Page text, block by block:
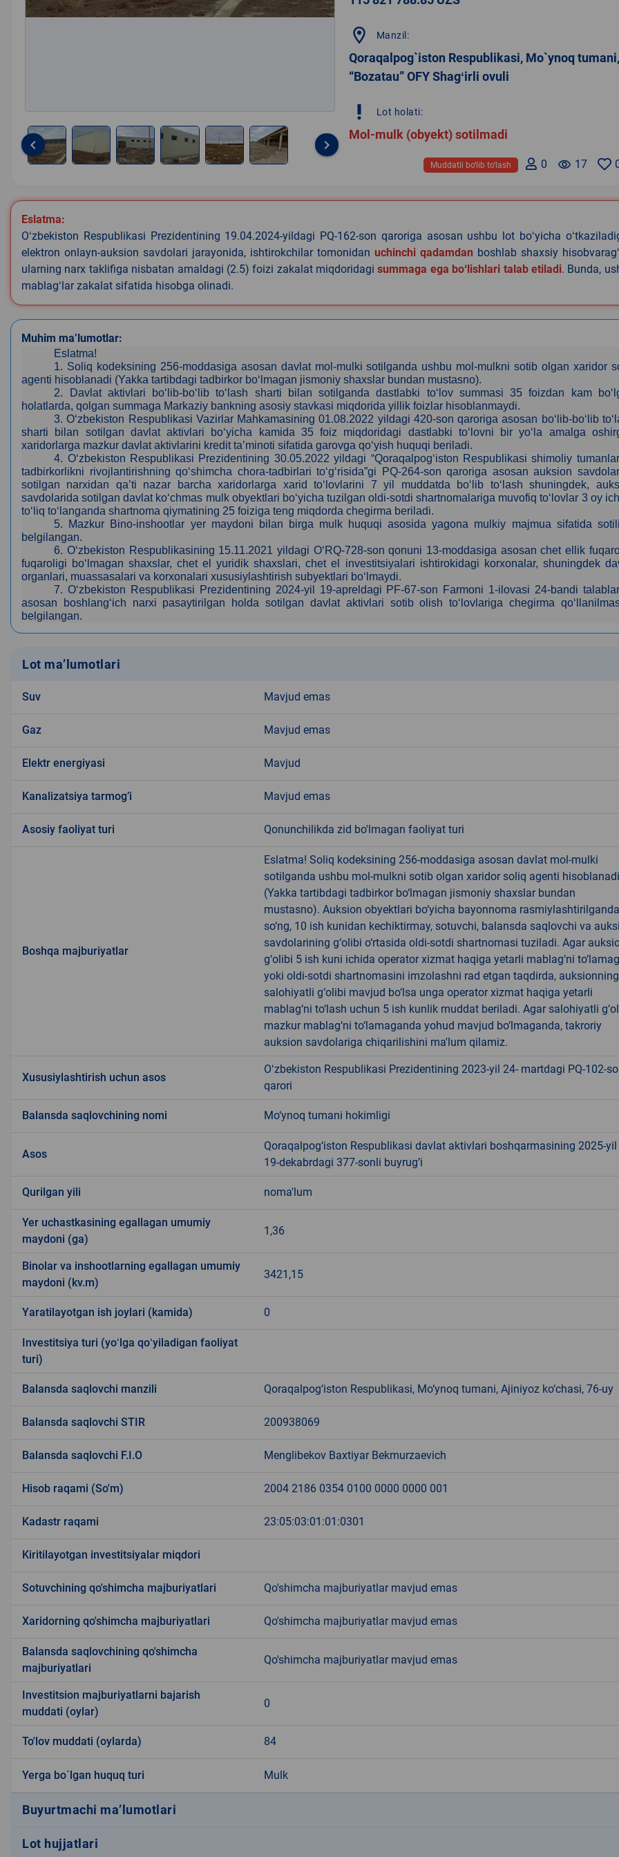
of
6
keyboard_arrow_left keyboard_arrow_right
location_on Manzil:
Qoraqalpog`iston Respublikasi, Mo`ynoq tumani,
“Bozatau” OFY Shagʻirli ovuli
priority_high Lot holati:
Mol-mulk (obyekt) sotilmadi
remove_red_eye 17
0
Muddatli bo‘lib to‘lash
Eslatma:
Oʻzbekiston Respublikasi Prezidentining 19.04.2024-yildagi PQ-162-son qaroriga asosan ushbu lot boʻyicha
elektron onlayn-auksion savdolari jarayonida, ishtirokchilar tomonidan uchinchi qadamdan boshlab shaxsiy
ularning narx taklifiga nisbatan amaldagi (2.5) foizi zakalat miqdoridagisummaga ega boʻlishlari talab etiladi. Bunda,
mablagʻlar zakalat sifatida hisobga olinadi.
Muhim ma’lumotlar:
Eslatma!
1. Soliq kodeksining 256-moddasiga asosan davlat mol-mulki sotilganda ushbu mol-mulkni sotib olgan xaridor
agenti hisoblanadi (Yakka tartibdagi tadbirkor bo‘lmagan jismoniy shaxslar bundan mustasno).
2.
Davlat aktivlari bo‘lib-bo‘lib to‘lash sharti bilan sotilganda dastlabki to‘lov summasi 35 foizdan kam
holatlarda, qolgan summaga Markaziy bankning asosiy stavkasi miqdorida yillik foizlar hisoblanmaydi.
3. O‘zbekiston Respublikasi Vazirlar Mahkamasining 01.08.2022 yildagi 420-son qaroriga asosan bo‘lib-bo‘lib
sharti bilan sotilgan davlat aktivlari bo‘yicha kamida 35 foiz miqdoridagi dastlabki to‘lovni bir yo‘la amalga
xaridorlarga mazkur davlat aktivlarini kredit ta’minoti sifatida garovga qo‘yish huquqi beriladi.
4. O‘zbekiston Respublikasi Prezidentining 30.05.2022 yildagi “Qoraqalpog‘iston Respublikasi shimoliy
tadbirkorlikni rivojlantirishning qo‘shimcha chora-tadbirlari to‘g‘risida”gi PQ-264-son qaroriga asosan auksion
sotilgan narxidan qa’ti nazar barcha xaridorlarga xarid to‘lovlarini 7 yil muddatda bo‘lib to‘lash shuningdek,
savdolarida sotilgan davlat ko‘chmas mulk obyektlari bo‘yicha tuzilgan oldi-sotdi shartnomalariga muvofiq to‘lovlar 3 oy
to‘liq to‘langanda shartnoma qiymatining 25 foiziga teng miqdorda chegirma beriladi.
5. Mazkur Bino-inshootlar yer maydoni bilan birga mulk huquqi asosida yagona mulkiy majmua sifatida
belgilangan.
6. O‘zbekiston Respublikasining 15.11.2021 yildagi O‘RQ-728-son qonuni 13-moddasiga asosan сhet ellik
fuqaroligi bo‘lmagan shaxslar, chet el yuridik shaxslari, chet el investitsiyalari ishtirokidagi korxonalar, shuningdek
organlari, muassasalari va korxonalari xususiylashtirish subyektlari bo‘lmaydi.
7.O‘zbekiston Respublikasi Prezidentining 2024-yil 19-apreldagi PF-67-son Farmoni 1-ilovasi 24-bandi
asosan boshlang‘ich narxi pasaytirilgan holda sotilgan davlat aktivlari sotib olish to‘lovlariga chegirma
belgilangan.
Lot ma’lumotlari
Suv Mavjud emas
Gaz Mavjud emas
Elektr energiyasi Mavjud
Kanalizatsiya tarmogʼi Mavjud emas
Аsosiy faoliyat turi Qonunchilikda zid bo'lmagan faoliyat turi
Boshqa majburiyatlar
Eslatma! Soliq kodeksining 256-moddasiga asosan davlat mol-mulki
sotilganda ushbu mol-mulkni sotib olgan xaridor soliq agenti hisoblanadi
(Yakka tartibdagi tadbirkor bo‘lmagan jismoniy shaxslar bundan
mustasno). Auksion obyektlari bo‘yicha bayonnoma
so‘ng, 10 ish kunidan kechiktirmay, sotuvchi, balansda saqlovchi va
savdolarining g‘olibi o‘rtasida oldi-sotdi shartnomasi tuziladi. Agar
g‘olibi 5 ish kuni ichida operator xizmat haqiga yetarli mablag‘ni
yoki oldi-sotdi shartnomasini imzolashni rad etgan taqdirda, auksionning
salohiyatli g‘olibi mavjud bo‘lsa unga operator xizmat haqiga yetarli
mablag‘ni to‘lash uchun 5 ish kunlik muddat beriladi. Agar salohiyatli
mazkur mablag‘ni to‘lamaganda yohud mavjud bo‘lmaganda, takroriy
auksion savdolariga chiqarilishini ma'lum qilamiz.
Xususiylashtirish uchun asos
Oʻzbekiston Respublikasi Prezidentining 2023-yil 24- martdagi PQ-102-
qarori
Balansda saqlovchining nomi Mo‘ynoq tumani hokimligi
Asos
Qoraqalpog‘iston Respublikasi davlat aktivlari boshqarmasining 2025-yil
19-dekabrdagi 377-sonli buyrug’i
Qurilgan yili noma'lum
Yer uchastkasining egallagan umumiy
maydoni (ga)
1,36
Binolar va inshootlarning egallagan umumiy
maydoni (kv.m)
3421,15
Yaratilayotgan ish joylari (kamida) 0
Investitsiya turi (yoʻlga qoʻyiladigan faoliyat
turi)
Balansda saqlovchi manzili Qoraqalpog‘iston Respublikasi, Mo‘ynoq tumani, Ajiniyoz ko‘chasi, 76-uy
Balansda saqlovchi STIR 200938069
Balansda saqlovchi F.I.O Menglibekov Baxtiyar Bekmurzaevich
Hisob raqami (So'm) 2004 2186 0354 0100 0000 0000 001
Kadastr raqami 23:05:03:01:01:0301
Kiritilayotgan investitsiyalar miqdori
Sotuvchining qo'shimcha majburiyatlari Qo'shimcha majburiyatlar mavjud emas
Xaridorning qo'shimcha majburiyatlari Qo'shimcha majburiyatlar mavjud emas
Balansda saqlovchining qo'shimcha
majburiyatlari
Qo'shimcha majburiyatlar mavjud emas
Investitsion majburiyatlarni bajarish
muddati (oylar)
0
To'lov muddati (oylarda) 84
Yerga bo`lgan huquq turi Mulk
Buyurtmachi ma’lumotlari
Lot hujjatlari